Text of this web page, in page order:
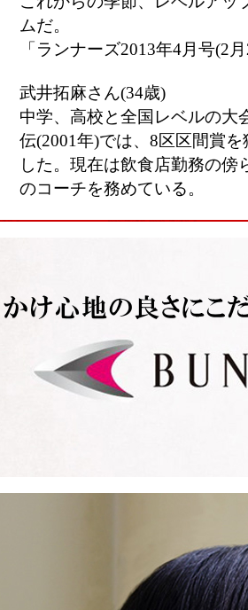
ムだ。
「ランナーズ2013年4月号(2
武井拓麻さん(34歳)
中学、高校と全国レベルの大
伝(2001年)では、8区区間賞
した。現在は飲食店勤務の
のコーチを務めている。